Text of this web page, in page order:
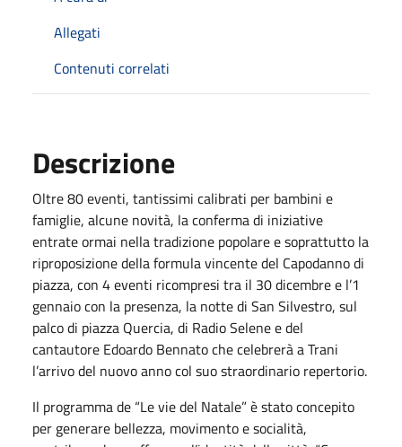
Allegati
Contenuti correlati
Descrizione
Oltre 80 eventi, tantissimi calibrati per bambini e
famiglie, alcune novità, la conferma di iniziative
entrate ormai nella tradizione popolare e soprattutto la
riproposizione della formula vincente del Capodanno di
piazza, con 4 eventi ricompresi tra il 30 dicembre e l’1
gennaio con la presenza, la notte di San Silvestro, sul
palco di piazza Quercia, di Radio Selene e del
cantautore Edoardo Bennato che celebrerà a Trani
l’arrivo del nuovo anno col suo straordinario repertorio.
Il programma de “Le vie del Natale” è stato concepito
per generare bellezza, movimento e socialità,